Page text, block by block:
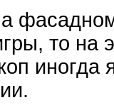
то на